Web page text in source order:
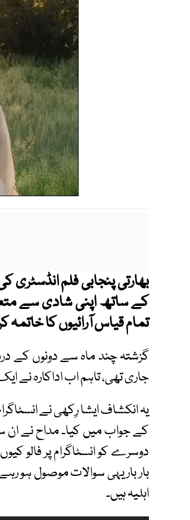
بھارتی پنجابی فلم انڈسٹری
کے ساتھ اپنی شادی سے
تمام قیاس آرائیوں کا خاتمہ
گزشتہ چند ماہ سے دونوں کے
جاری تھی، تاہم اب اداکارہ نے
یہ انکشاف ایشا رِکھی نے
کے جواب میں کیا۔ مداح نے ان
دوسرے کو انسٹاگرام پر فالو
بار بار یہی سوالات موصول ہو
اہلیہ ہیں۔